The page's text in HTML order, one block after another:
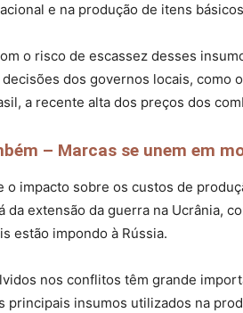
e na produção de itens
o risco de escassez desses
dos governos locais, como
a recente alta dos preços dos
– Marcas se unem em
o impacto sobre os custos de
da extensão da guerra na Ucrânia,
estão impondo à Rússia.
nos conflitos têm grande
principais insumos utilizados na